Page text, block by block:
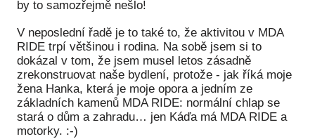
by to samozřejmě nešlo!
V neposlední řadě je to také to, že aktivitou v MDA
RIDE trpí většinou i rodina. Na sobě jsem si to
dokázal v tom, že jsem musel letos zásadně
zrekonstruovat naše bydlení, protože - jak říká moje
žena Hanka, která je moje opora a jedním ze
základních kamenů MDA RIDE: normální chlap se
stará o dům a zahradu… jen Káďa má MDA RIDE a
motorky. :-)